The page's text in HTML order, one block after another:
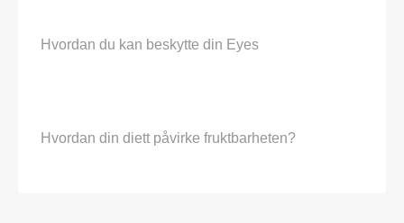
Hvordan du kan beskytte din Eyes
Hvordan din diett påvirke fruktbarheten?